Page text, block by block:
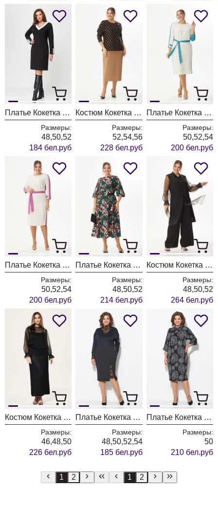
Платье Кокетка и К 1115 черный+белый
Размеры:
48,50,52
184 бел.руб
Костюм Кокетка и К 1104 черный+бежевый
Размеры:
52,54,56
228 бел.руб
Платье Кокетка и К 1101-1 белый+бирюза
Размеры:
50,52,54
200 бел.руб
Платье Кокетка и К 1101 белый+фуксия
Размеры:
50,52,54
200 бел.руб
Платье Кокетка и К 1105 зеленый+леопард
Размеры:
48,50,52
214 бел.руб
Костюм Кокетка и К 1098 черный
Размеры:
48,50,52
264 бел.руб
Костюм Кокетка и К 1097 черный
Размеры:
46,48,50
226 бел.руб
Платье Кокетка и К 1093 черный
Размеры:
48,50,52,54
185 бел.руб
Платье Кокетка и К 1092 черный+белый
Размеры:
50
210 бел.руб
1 2 1 2